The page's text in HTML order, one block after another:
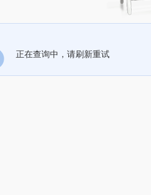
正在查询中，请刷新重试